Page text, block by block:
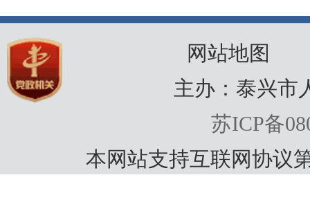
网站地图
主办：泰兴市
苏ICP备
本网站支持互联网协